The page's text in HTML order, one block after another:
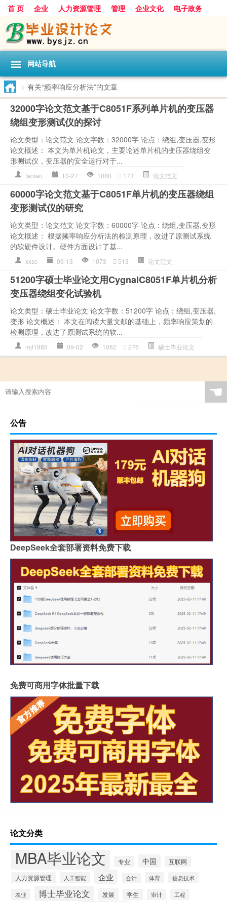
首 页 企业 人力资源管理 管理 企业文化
电子政务
数据
旅游 项目 浅谈 发展
网站导航
> 有关“频率响应分析法”的文章
32000字论文范文基于C8051F系列单片机的变压器
绕组变形测试仪的探讨
论文类型：论文范文 论文字数：32000字 论点：绕组,变压器,变形
论文概述： 本文为单片机论文，主要论述单片机的变压器绕组变
形测试仪，变压器的安全运行对于...
taotao 10-27 1080 173 论文范文
60000字论文范文基于C8051F单片机的变压器绕组
变形测试仪的研究
论文类型：论文范文 论文字数：60000字 论点：绕组,变压器,变形
论文概述： 根据频率响应分析法的检测原理，改进了原测试系统
的软硬件设计。硬件方面设计了基...
xxsc 09-13 1073 513 论文范文
51200字硕士毕业论文用CygnalC8051F单片机分析
变压器绕组变化试验机
论文类型：硕士毕业论文 论文字数：51200字 论点：绕组,变压器,
变形 论文概述： 本文在阅读大量文献的基础上，频率响应策划的
检测原理，改进了原测试系统的软...
mjt1985 09-02 1062 276 硕士毕业论文
☚
公告
DeepSeek全套部署资料免费下载
免费可商用字体批量下载
论文分类
MBA毕业论文 专业 中国
互联网
人力资源管理
人工智能 企业 会计 体育 信息技术
农业 博士毕业论文 发展 学生 审计 工程